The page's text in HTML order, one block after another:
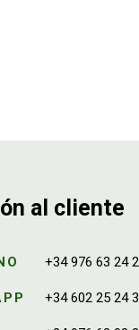
al cliente
+34 976 63 24
+34 602 25 24